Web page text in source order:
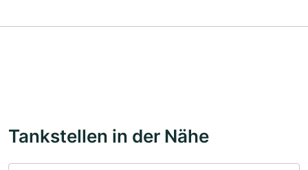
Tankstellen in der Nähe